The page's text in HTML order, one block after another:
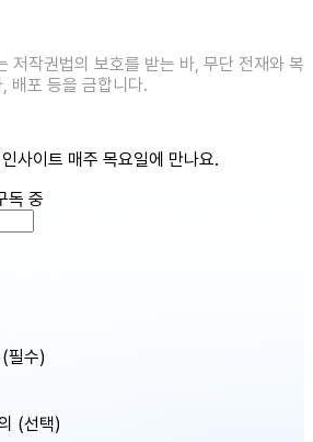
저작권법의 보호를 받는 바, 무단 전재와 복
배포 등을 금합니다.
사이트 매주 목요일에 만나요.
독 중
(필수)
(선택)